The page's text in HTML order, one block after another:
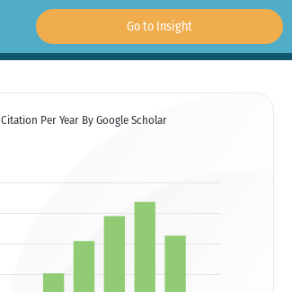
Go to Insight
Citation Per Year By Google Scholar